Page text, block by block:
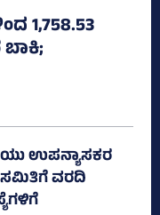
1,758.53
ಉಪನ್ಯಾಸಕರ
ಸಮಿತಿಗೆ ವರದಿ